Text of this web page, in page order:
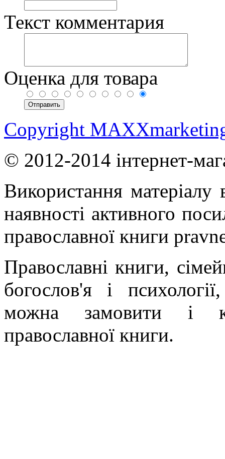
Текст комментария
Оценка для товара
Copyright
© 2012-2014 інтернет-
Використання матеріалу
наявності активного
православної книги
Православні книги,
богослов'я і
можна замовити і
православної книги.